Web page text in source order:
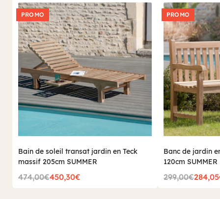
PROMO
Bain de soleil transat jardin en Teck
massif 205cm SUMMER
474,00€450,30€
PROMO
Banc de jardin
120cm SUMMER
299,00€